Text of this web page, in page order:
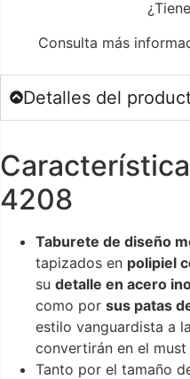
Consulta más
Detalles del
4208
Taburete de diseño
tapizados en polipiel
su detalle en acero
como por sus patas
estilo vanguardista a
convertirán en el
Tanto por el tamaño